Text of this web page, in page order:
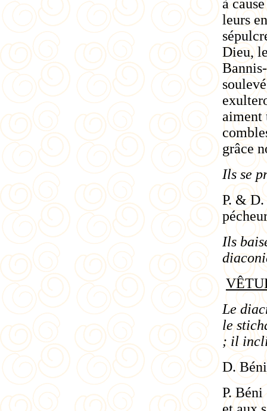
à
leurs
Dieu,
aiment
grâce
Ils se
P. &
Ils
Le
le
; il
D.
P.